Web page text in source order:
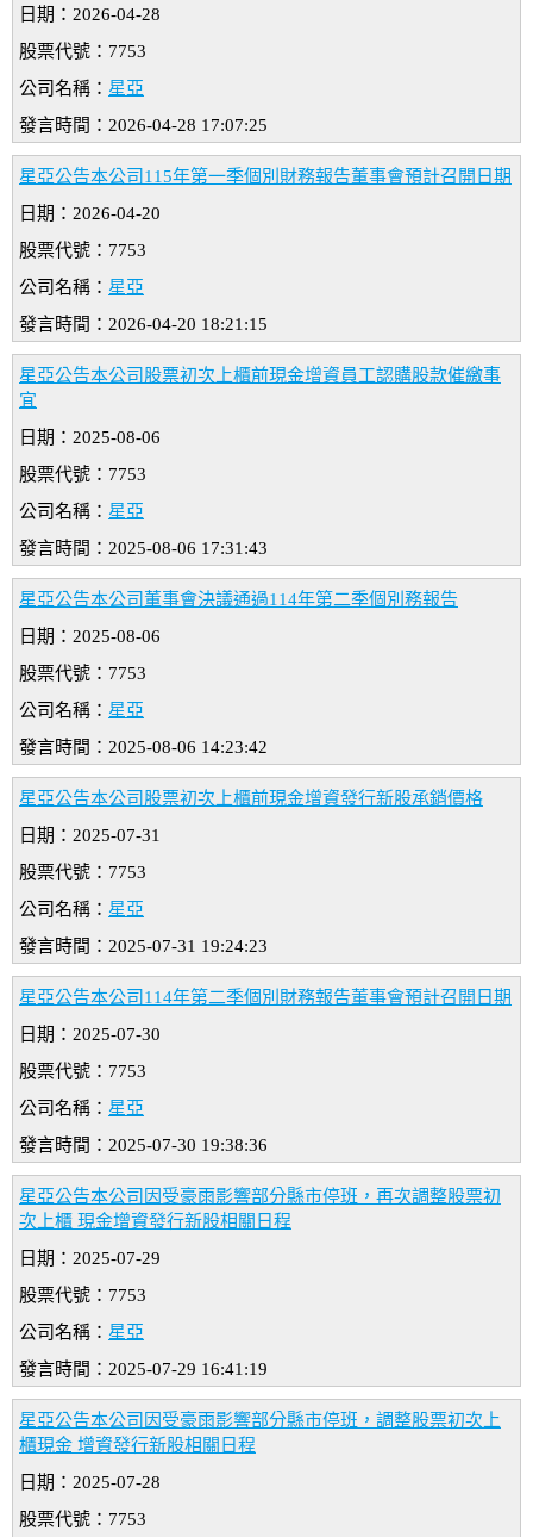
日期：2026-04-28
股票代號：7753
公司名稱： 星亞
發言時間：2026-04-28 17:07:25
星亞公告本公司115年第一季個別財務報告董事會預計召開日期
日期：2026-04-20
股票代號：7753
公司名稱： 星亞
發言時間：2026-04-20 18:21:15
星亞公告本公司股票初次上櫃前現金增資員工認購股款催繳事
宜
日期：2025-08-06
股票代號：7753
公司名稱： 星亞
發言時間：2025-08-06 17:31:43
星亞公告本公司董事會決議通過114年第二季個別務報告
日期：2025-08-06
股票代號：7753
公司名稱： 星亞
發言時間：2025-08-06 14:23:42
星亞公告本公司股票初次上櫃前現金增資發行新股承銷價格
日期：2025-07-31
股票代號：7753
公司名稱： 星亞
發言時間：2025-07-31 19:24:23
星亞公告本公司114年第二季個別財務報告董事會預計召開日期
日期：2025-07-30
股票代號：7753
公司名稱： 星亞
發言時間：2025-07-30 19:38:36
星亞公告本公司因受豪雨影響部分縣市停班，再次調整股票初
次上櫃 現金增資發行新股相關日程
日期：2025-07-29
股票代號：7753
公司名稱： 星亞
發言時間：2025-07-29 16:41:19
星亞公告本公司因受豪雨影響部分縣市停班，調整股票初次上
櫃現金 增資發行新股相關日程
日期：2025-07-28
股票代號：7753